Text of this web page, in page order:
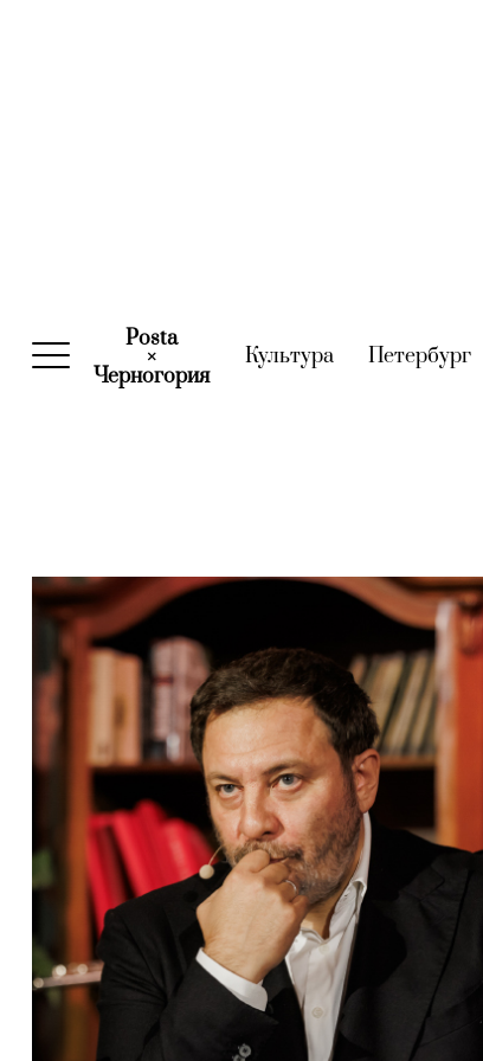
Posta
×
Черногория(current)
Культура(current)
Петербург